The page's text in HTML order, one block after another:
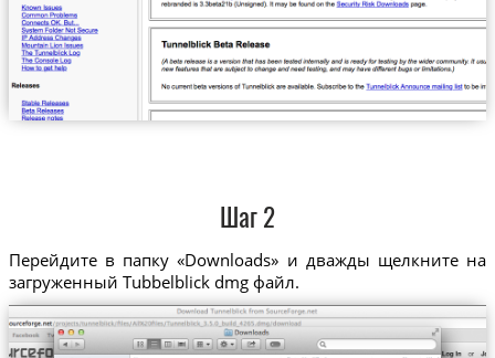
Шаг 2
Перейдите в папку «Downloads» и дважды щелкните на
загруженный Tubbelblick dmg файл.